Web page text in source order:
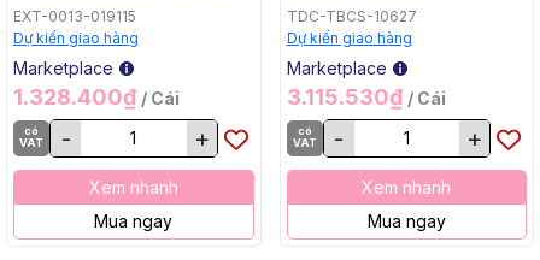
EXT-0013-019115
Dự kiến giao hàng
Marketplace
1.328.400₫ / Cái
có
VAT
- +
Xem nhanh
Mua ngay
TDC-TBCS-10627
Dự kiến giao hàng
Marketplace
3.115.530₫ / Cái
có
VAT
- +
Xem nhanh
Mua ngay